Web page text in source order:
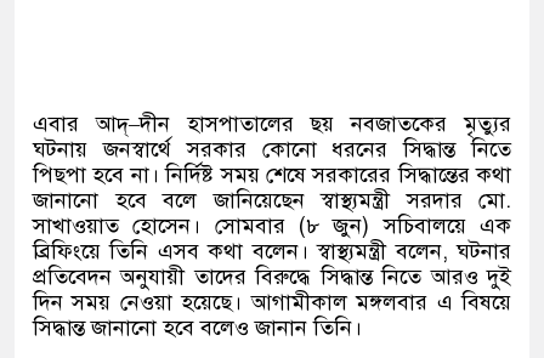
এবার আদ্–দীন হাসপাতালের ছয় নবজাতকের মৃত্যুর
ঘটনায় জনস্বার্থে সরকার কোনো ধরনের সিদ্ধান্ত নিতে
পিছপা হবে না। নির্দিষ্ট সময় শেষে সরকারের সিদ্ধান্তের কথা
জানানো হবে বলে জানিয়েছেন স্বাস্থ্যমন্ত্রী সরদার মো.
সাখাওয়াত হোসেন। সোমবার(৮ জুন)সচিবালয়ে এক
ব্রিফিংয়ে তিনি এসব কথা বলেন। স্বাস্থ্যমন্ত্রী বলেন,ঘটনার
প্রতিবেদন অনুযায়ী তাদের বিরুদ্ধে সিদ্ধান্ত নিতে আরও দুই
দিন সময় নেওয়া হয়েছে। আগামীকাল মঙ্গলবার এ বিষয়ে
সিদ্ধান্ত জানানো হবে বলেও জানান তিনি।